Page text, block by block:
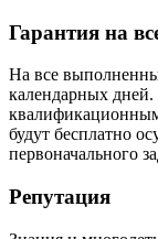
Гарантия на
На все
календарных
будут бесплатно
первоначального
Репутация